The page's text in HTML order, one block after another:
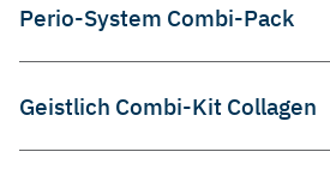
Perio-System Combi-Pack
Geistlich Combi-Kit Collagen